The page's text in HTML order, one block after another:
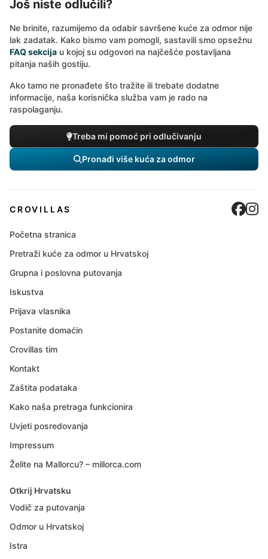
Još niste odlučili?
Ne brinite, razumijemo da odabir savršene kuće za odmor nije
lak zadatak. Kako bismo vam pomogli, sastavili smo opsežnu
FAQ sekcija u kojoj su odgovori na najčešće postavljana
pitanja naših gostiju.
Ako tamo ne pronađete što tražite ili trebate dodatne
informacije, naša korisnička služba vam je rado na
raspolaganju.
Treba mi pomoć pri odlučivanju
Pronađi više kuća za odmor
CROVILLAS
Početna stranica
Pretraži kuće za odmor u Hrvatskoj
Grupna i poslovna putovanja
Iskustva
Prijava vlasnika
Postanite domaćin
Crovillas tim
Kontakt
Zaštita podataka
Kako naša pretraga funkcionira
Uvjeti posredovanja
Impressum
Želite na Mallorcu? – millorca.com
Otkrij Hrvatsku
Vodič za putovanja
Odmor u Hrvatskoj
Istra